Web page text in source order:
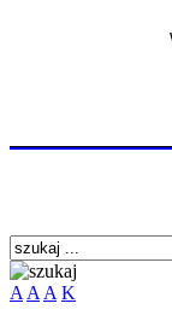
A A A K